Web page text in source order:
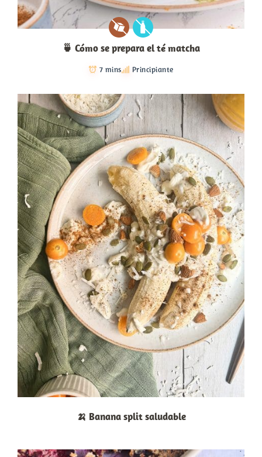
🍵 Cómo se prepara el té matcha
7 mins Principiante
🍌 Banana split saludable